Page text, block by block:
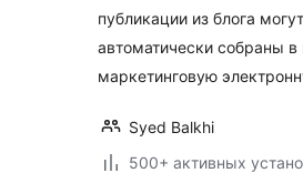
публикации из блога
автоматически собраны
маркетинговую
Syed Balkhi
500+ активных